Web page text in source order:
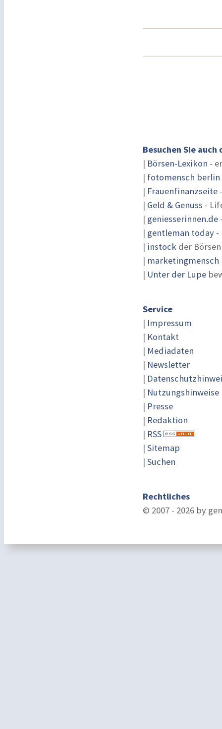
Besuchen Sie
| Börsen-Lexikon -
| fotomensch berlin
| Frauenfinanzseite
| Geld & Genuss -
| geniesserinnen.de
| gentleman today -
| instock der
|
| Unter der Lupe
Service
| Impressum
| Kontakt
| Mediadaten
| Newsletter
|
| Nutzungshinweise
| Presse
| Redaktion
| RSS
| Sitemap
| Suchen
Rechtliches
© 2007 - 2026 by